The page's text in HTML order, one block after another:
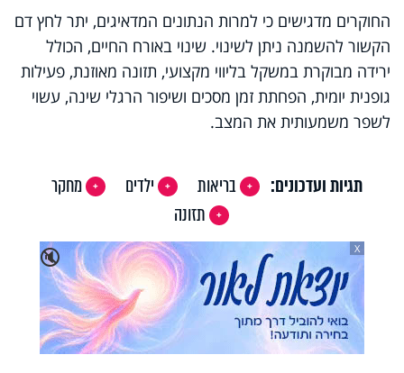
החוקרים מדגישים כי למרות הנתונים המדאיגים, יתר לחץ דם
הקשור להשמנה ניתן לשינוי. שינוי באורח החיים, הכולל
ירידה מבוקרת במשקל בליווי מקצועי, תזונה מאוזנת, פעילות
גופנית יומית, הפחתת זמן מסכים ושיפור הרגלי שינה, עשוי
לשפר משמעותית את המצב.
תגיות ועדכונים: בריאות ילדים
מחקר
תזונה
🔇
X